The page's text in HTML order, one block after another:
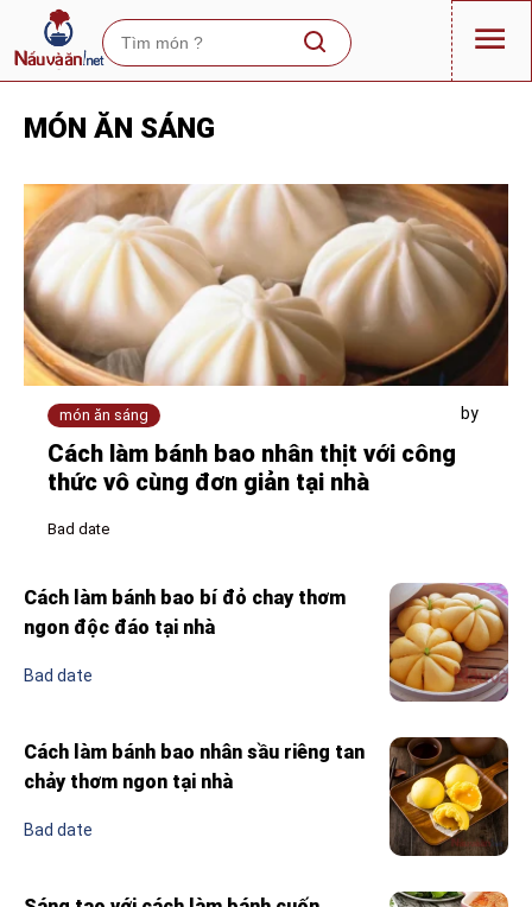
MÓN ĂN SÁNG
món ăn sáng by
Cách làm bánh bao nhân thịt với công
thức vô cùng đơn giản tại nhà
Bad date
Cách làm bánh bao bí đỏ chay thơm
ngon độc đáo tại nhà
Bad date
Cách làm bánh bao nhân sầu riêng tan
chảy thơm ngon tại nhà
Bad date